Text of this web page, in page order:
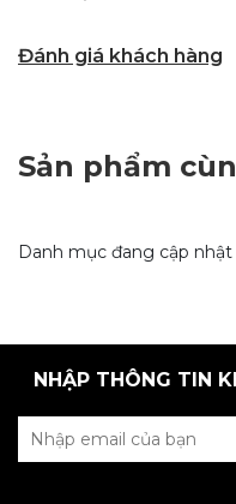
Đánh giá khách hàng
Sản phẩm
Danh mục đang cập
NHẬP THÔNG TIN